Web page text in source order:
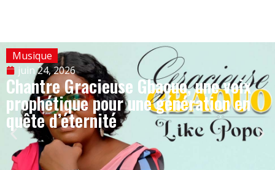
Musique
juin 24, 2026
Chantre Gracieuse Gbaouo, une voix
prophétique pour une génération en
quête d’éternité